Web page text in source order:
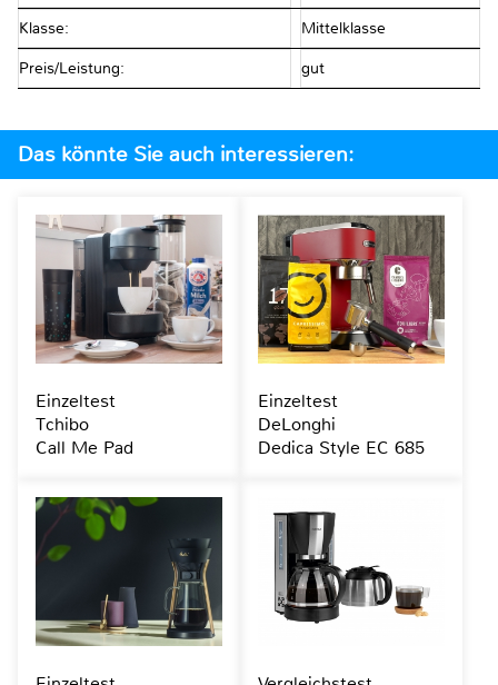
Klasse: Mittelklasse
Preis/Leistung: gut
Das könnte Sie auch interessieren:
Einzeltest
Tchibo
Call Me Pad
Einzeltest
DeLonghi
Dedica Style EC 685